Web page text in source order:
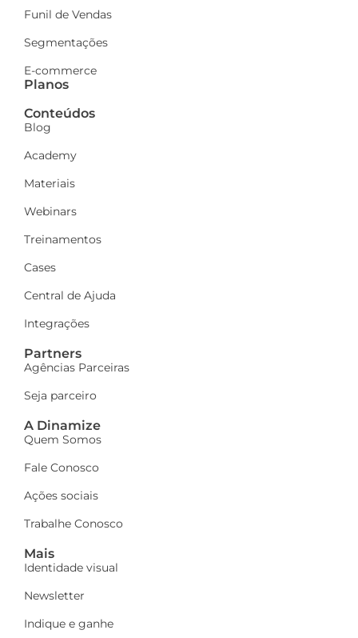
Funil de Vendas
Segmentações
E-commerce
Planos
Conteúdos
Blog
Academy
Materiais
Webinars
Treinamentos
Cases
Central de Ajuda
Integrações
Partners
Agências Parceiras
Seja parceiro
A Dinamize
Quem Somos
Fale Conosco
Ações sociais
Trabalhe Conosco
Mais
Identidade visual
Newsletter
Indique e ganhe